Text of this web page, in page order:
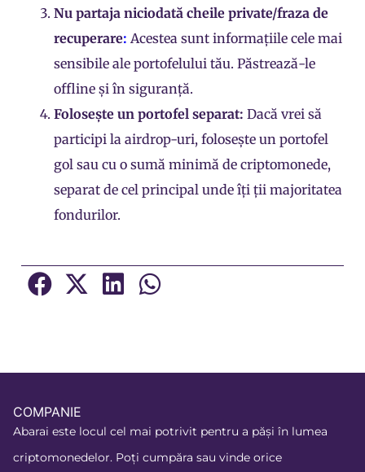
Nu partaja niciodată cheile private/fraza de
recuperare: Acestea sunt informațiile cele mai
sensibile ale portofelului tău. Păstrează-le
offline și în siguranță.
Folosește un portofel separat: Dacă vrei să
participi la airdrop-uri, folosește un portofel
gol sau cu o sumă minimă de criptomonede,
separat de cel principal unde îți ții majoritatea
fondurilor.
COMPANIE
Abarai este locul cel mai potrivit pentru a păși în lumea
criptomonedelor. Poți cumpăra sau vinde orice